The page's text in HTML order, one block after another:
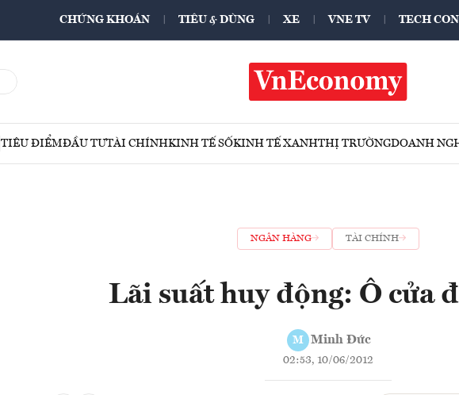
CHỨNG KHOÁN TIÊU & DÙNG XE VNE TV TECH
TIÊU ĐIỂMĐẦU TƯTÀI CHÍNHKINH TẾ SỐKINH TẾ XANHTHỊ TRƯỜNGDOANH
NGÂN HÀNG TÀI CHÍNH
Lãi suất huy động: Ô cửa
M Minh Đức
02:53, 10/06/2012